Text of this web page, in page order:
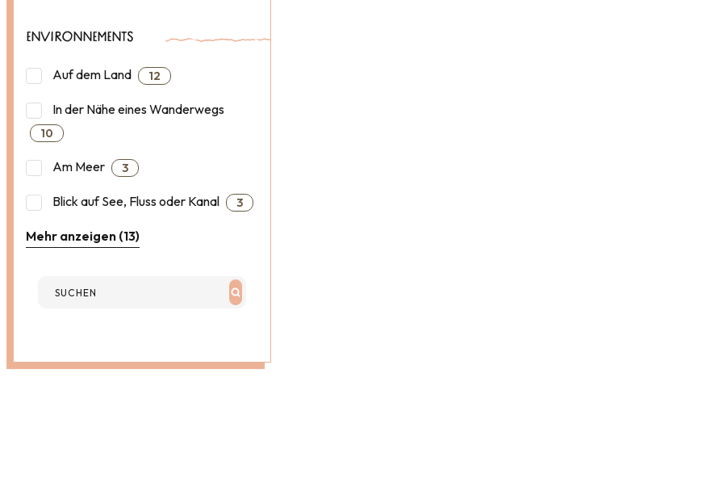
ENVIRONNEMENTS
Auf dem Land 12
In der Nähe eines Wanderwegs
10
Am Meer 3
Blick auf See, Fluss oder Kanal 3
Mehr anzeigen (13)